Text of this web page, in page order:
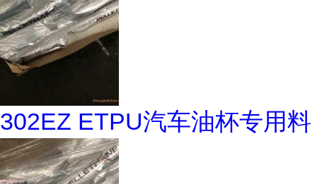
302EZ ETPU汽车油杯专用料